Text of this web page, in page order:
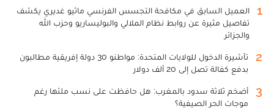
1
العميل السابق في مكافحة التجسس الفرنسي ماثيو غديري يكشف
تفاصيل مثيرة عن روابط نظام الملالي والبوليساريو وحزب الله
والجزائر
2
تأشيرة الدخول للولايات المتحدة: مواطنو 30 دولة إفريقية مطالبون
بدفع كفالة تصل إلى 20 ألف دولار
3
أضخم ثلاثة سدود بالمغرب: هل حافظت على نسب ملئها رغم
موجات الحر الصيفية؟